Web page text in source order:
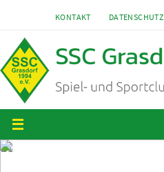
springen
KONTAKT DATENSCHUTZ